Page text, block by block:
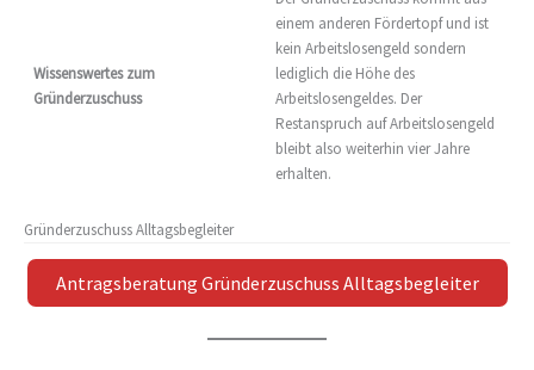
Wissenswertes zum
Gründerzuschuss
einem anderen Fördertopf und ist
kein Arbeitslosengeld sondern
lediglich die Höhe des
Arbeitslosengeldes. Der
Restanspruch auf Arbeitslosengeld
bleibt also weiterhin vier Jahre
erhalten.
Gründerzuschuss Alltagsbegleiter
Antragsberatung Gründerzuschuss Alltagsbegleiter